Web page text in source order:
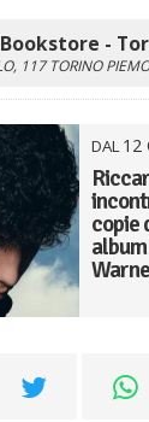
-
117TORINO
DAL12
copie